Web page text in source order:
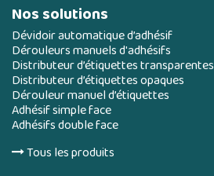
Nos solutions
Dévidoir automatique d’adhésif
Dérouleurs manuels d'adhésifs
Distributeur d’étiquettes transparentes
Distributeur d’étiquettes opaques
Dérouleur manuel d’étiquettes
Adhésif simple face
Adhésifs double face
Tous les produits